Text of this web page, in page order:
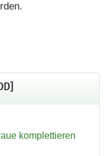
kom­plet­tie­ren